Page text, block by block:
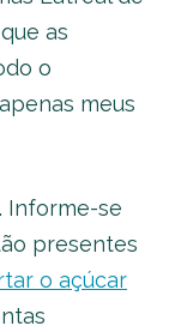
as
o
meus
Informe-se
presentes
o açúcar